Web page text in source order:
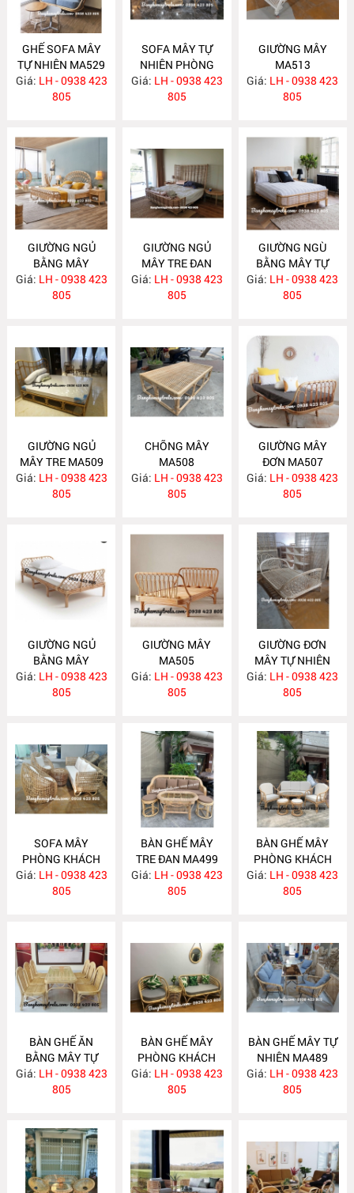
GHẾ SOFA MÂY
TỰ NHIÊN MA529
Giá: LH - 0938 423
805
SOFA MÂY TỰ
NHIÊN PHÒNG
KHÁCH KIỂU HIỆN
ĐẠI MA523
Giá: LH - 0938 423
805
GIƯỜNG MÂY
MA513
Giá: LH - 0938 423
805
GIƯỜNG NGỦ
BẰNG MÂY
MA512
Giá: LH - 0938 423
805
GIƯỜNG NGỦ
MÂY TRE ĐAN
MA511
Giá: LH - 0938 423
805
GIƯỜNG NGÙ
BẰNG MÂY TỰ
NHIÊN MA510
Giá: LH - 0938 423
805
GIƯỜNG NGỦ
MÂY TRE MA509
Giá: LH - 0938 423
805
CHÕNG MÂY
MA508
Giá: LH - 0938 423
805
GIƯỜNG MÂY
ĐƠN MA507
Giá: LH - 0938 423
805
GIƯỜNG NGỦ
BẰNG MÂY
MA506
Giá: LH - 0938 423
805
GIƯỜNG MÂY
MA505
Giá: LH - 0938 423
805
GIƯỜNG ĐƠN
MÂY TỰ NHIÊN
MA504
Giá: LH - 0938 423
805
SOFA MÂY
PHÒNG KHÁCH
KIỂU HIỆN ĐẠI
MA502
Giá: LH - 0938 423
805
BÀN GHẾ MÂY
TRE ĐAN MA499
Giá: LH - 0938 423
805
BÀN GHẾ MÂY
PHÒNG KHÁCH
KIỂU HIỆN ĐẠI
MA493
Giá: LH - 0938 423
805
BÀN GHẾ ĂN
BẰNG MÂY TỰ
NHIÊN MA492
Giá: LH - 0938 423
805
BÀN GHẾ MÂY
PHÒNG KHÁCH
MA490
Giá: LH - 0938 423
805
BÀN GHẾ MÂY TỰ
NHIÊN MA489
Giá: LH - 0938 423
805